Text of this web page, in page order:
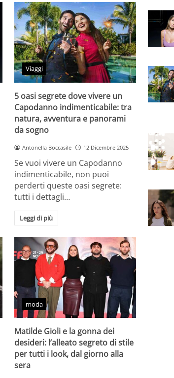
Viaggi
5 oasi segrete dove vivere un
Capodanno indimenticabile: tra
natura, avventura e panorami
da sogno
Antonella Boccasile 12 Dicembre 2025
Se vuoi vivere un Capodanno
indimenticabile, non puoi
perderti queste oasi segrete:
tutti i dettagli…
Leggi di più
moda
Matilde Gioli e la gonna dei
desideri: l’alleato segreto di stile
per tutti i look, dal giorno alla
sera